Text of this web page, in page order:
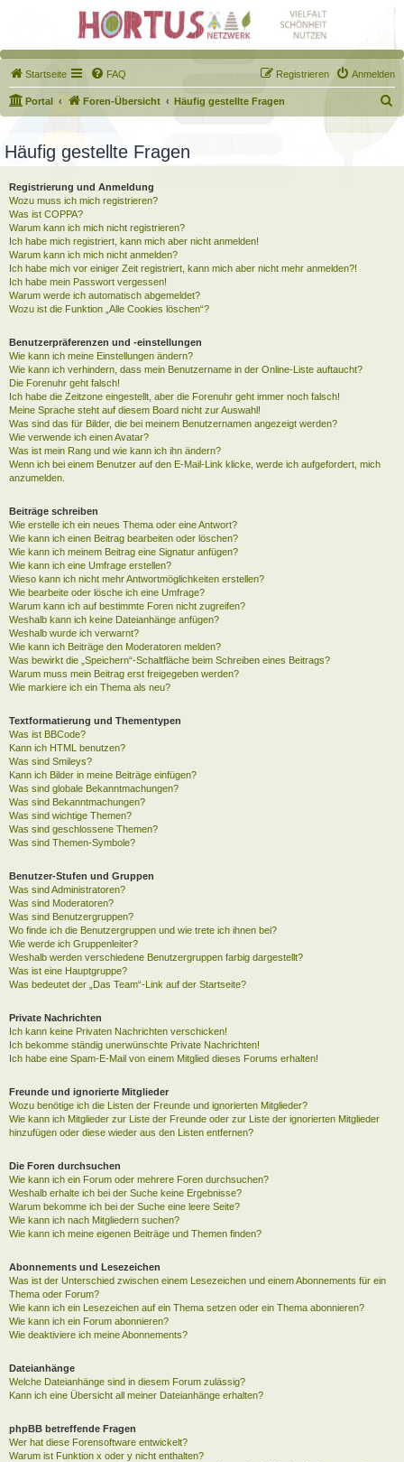
Startseite FAQ Anmelden
Registrieren
Portal Foren-Übersicht Häufig gestellte Fragen
u
h
Häufig gestellte Fragen
Registrierung und Anmeldung
Wozu muss ich mich registrieren?
Was ist COPPA?
Warum kann ich mich nicht registrieren?
Ich habe mich registriert, kann mich aber nicht anmelden!
Warum kann ich mich nicht anmelden?
Ich habe mich vor einiger Zeit registriert, kann mich aber nicht mehr anmelden?!
Ich habe mein Passwort vergessen!
Warum werde ich automatisch abgemeldet?
Wozu ist die Funktion „Alle Cookies löschen“?
Benutzerpräferenzen und -einstellungen
Wie kann ich meine Einstellungen ändern?
Wie kann ich verhindern, dass mein Benutzername in der Online-Liste auftaucht?
Die Forenuhr geht falsch!
Ich habe die Zeitzone eingestellt, aber die Forenuhr geht immer noch falsch!
Meine Sprache steht auf diesem Board nicht zur Auswahl!
Was sind das für Bilder, die bei meinem Benutzernamen angezeigt werden?
Wie verwende ich einen Avatar?
Was ist mein Rang und wie kann ich ihn ändern?
Wenn ich bei einem Benutzer auf den E-Mail-Link klicke, werde ich aufgefordert, mich
anzumelden.
Beiträge schreiben
Wie erstelle ich ein neues Thema oder eine Antwort?
Wie kann ich einen Beitrag bearbeiten oder löschen?
Wie kann ich meinem Beitrag eine Signatur anfügen?
Wie kann ich eine Umfrage erstellen?
Wieso kann ich nicht mehr Antwortmöglichkeiten erstellen?
Wie bearbeite oder lösche ich eine Umfrage?
Warum kann ich auf bestimmte Foren nicht zugreifen?
Weshalb kann ich keine Dateianhänge anfügen?
Weshalb wurde ich verwarnt?
Wie kann ich Beiträge den Moderatoren melden?
Was bewirkt die „Speichern“-Schaltfläche beim Schreiben eines Beitrags?
Warum muss mein Beitrag erst freigegeben werden?
Wie markiere ich ein Thema als neu?
Textformatierung und Thementypen
Was ist BBCode?
Kann ich HTML benutzen?
Was sind Smileys?
Kann ich Bilder in meine Beiträge einfügen?
Was sind globale Bekanntmachungen?
Was sind Bekanntmachungen?
Was sind wichtige Themen?
Was sind geschlossene Themen?
Was sind Themen-Symbole?
Benutzer-Stufen und Gruppen
Was sind Administratoren?
Was sind Moderatoren?
Was sind Benutzergruppen?
Wo finde ich die Benutzergruppen und wie trete ich ihnen bei?
Wie werde ich Gruppenleiter?
Weshalb werden verschiedene Benutzergruppen farbig dargestellt?
Was ist eine Hauptgruppe?
Was bedeutet der „Das Team“-Link auf der Startseite?
Private Nachrichten
Ich kann keine Privaten Nachrichten verschicken!
Ich bekomme ständig unerwünschte Private Nachrichten!
Ich habe eine Spam-E-Mail von einem Mitglied dieses Forums erhalten!
Freunde und ignorierte Mitglieder
Wozu benötige ich die Listen der Freunde und ignorierten Mitglieder?
Wie kann ich Mitglieder zur Liste der Freunde oder zur Liste der ignorierten Mitglieder
hinzufügen oder diese wieder aus den Listen entfernen?
Die Foren durchsuchen
Wie kann ich ein Forum oder mehrere Foren durchsuchen?
Weshalb erhalte ich bei der Suche keine Ergebnisse?
Warum bekomme ich bei der Suche eine leere Seite?
Wie kann ich nach Mitgliedern suchen?
Wie kann ich meine eigenen Beiträge und Themen finden?
Abonnements und Lesezeichen
Was ist der Unterschied zwischen einem Lesezeichen und einem Abonnements für ein
Thema oder Forum?
Wie kann ich ein Lesezeichen auf ein Thema setzen oder ein Thema abonnieren?
Wie kann ich ein Forum abonnieren?
Wie deaktiviere ich meine Abonnements?
Dateianhänge
Welche Dateianhänge sind in diesem Forum zulässig?
Kann ich eine Übersicht all meiner Dateianhänge erhalten?
phpBB betreffende Fragen
Wer hat diese Forensoftware entwickelt?
Warum ist Funktion x oder y nicht enthalten?